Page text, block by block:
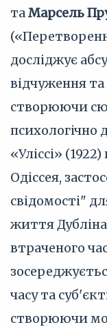
таМарсель
досліджує
відчуження
створюючи
психологічно
«Уліссі»
Одіссея,
свідомості"
життя
втраченого
часу та
створюючи